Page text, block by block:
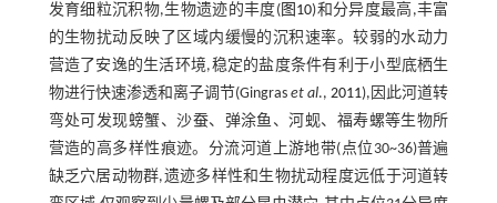
发育细粒沉积物,生物遗迹的丰度( 图10)和分异度最高,丰富
的生物扰动反映了区域内缓慢的沉积速率。较弱的水动力
营造了安逸的生活环境,稳定的盐度条件有利于小型底栖生
物进行快速渗透和离子调节(Gingraset al.,2011),因此河道转
弯处可发现螃蟹、沙蚕、弹涂鱼、河蚬、福寿螺等生物所
营造的高多样性痕迹。分流河道上游地带(点位30~36)普遍
缺乏穴居动物群,遗迹多样性和生物扰动程度远低于河道转